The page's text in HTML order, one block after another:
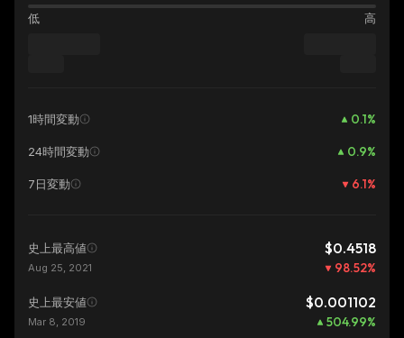
低 高
1時間変動 0.1%
24時間変動 0.9%
7日変動 6.1%
史上最高値 $0.4518
Aug 25, 2021 98.52%
史上最安値 $0.001102
Mar 8, 2019 504.99%